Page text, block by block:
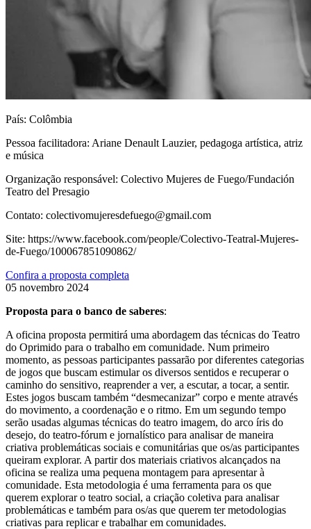
País: Colômbia
Pessoa facilitadora: Ariane Denault Lauzier, pedagoga artística, atriz
e música
Organização responsável: Colectivo Mujeres de Fuego/Fundación
Teatro del Presagio
Contato: colectivomujeresdefuego@gmail.com
Site: https://www.facebook.com/people/Colectivo-Teatral-Mujeres-
de-Fuego/100067851090862/
Confira a proposta completa
05 novembro 2024
Proposta para o banco de saberes:
A oficina proposta permitirá uma abordagem das técnicas do Teatro
do Oprimido para o trabalho em comunidade. Num primeiro
momento, as pessoas participantes passarão por diferentes categorias
de jogos que buscam estimular os diversos sentidos e recuperar o
caminho do sensitivo, reaprender a ver, a escutar, a tocar, a sentir.
Estes jogos buscam também “desmecanizar” corpo e mente através
do movimento, a coordenação e o ritmo. Em um segundo tempo
serão usadas algumas técnicas do teatro imagem, do arco íris do
desejo, do teatro-fórum e jornalístico para analisar de maneira
criativa problemáticas sociais e comunitárias que os/as participantes
queiram explorar. A partir dos materiais criativos alcançados na
oficina se realiza uma pequena montagem para apresentar à
comunidade. Esta metodologia é uma ferramenta para os que
querem explorar o teatro social, a criação coletiva para analisar
problemáticas e também para os/as que querem ter metodologias
criativas para replicar e trabalhar em comunidades.